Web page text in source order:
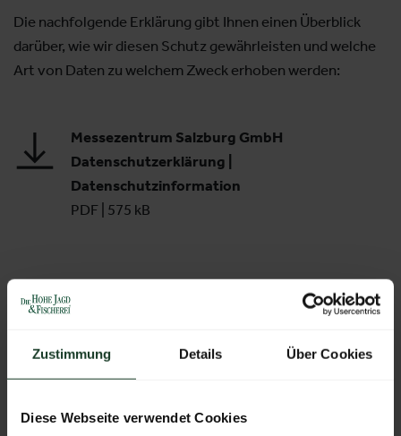
Zustimmung Details Über Cookies
Diese Webseite verwendet Cookies
Die nachfolgende Erklärung gibt Ihnen einen Überblick
darüber, wie wir diesen Schutz gewährleisten und welche
Art von Daten zu welchem Zweck erhoben werden:
Messezentrum Salzburg GmbH
Datenschutzerklärung |
Datenschutzinformation
PDF 575 kB
Datenschutzinformation /
Datenschutz